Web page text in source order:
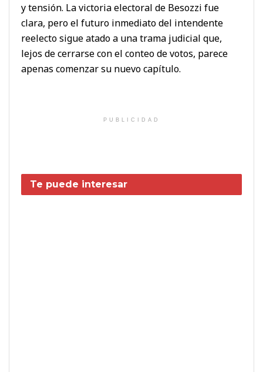
y tensión. La victoria electoral de Besozzi fue
clara, pero el futuro inmediato del intendente
reelecto sigue atado a una trama judicial que,
lejos de cerrarse con el conteo de votos, parece
apenas comenzar su nuevo capítulo.
PUBLICIDAD
Te puede interesar